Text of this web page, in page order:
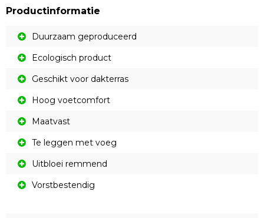
Productinformatie
Duurzaam geproduceerd
Ecologisch product
Geschikt voor dakterras
Hoog voetcomfort
Maatvast
Te leggen met voeg
Uitbloei remmend
Vorstbestendig